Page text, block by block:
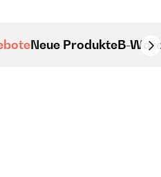
Neue ProdukteB-